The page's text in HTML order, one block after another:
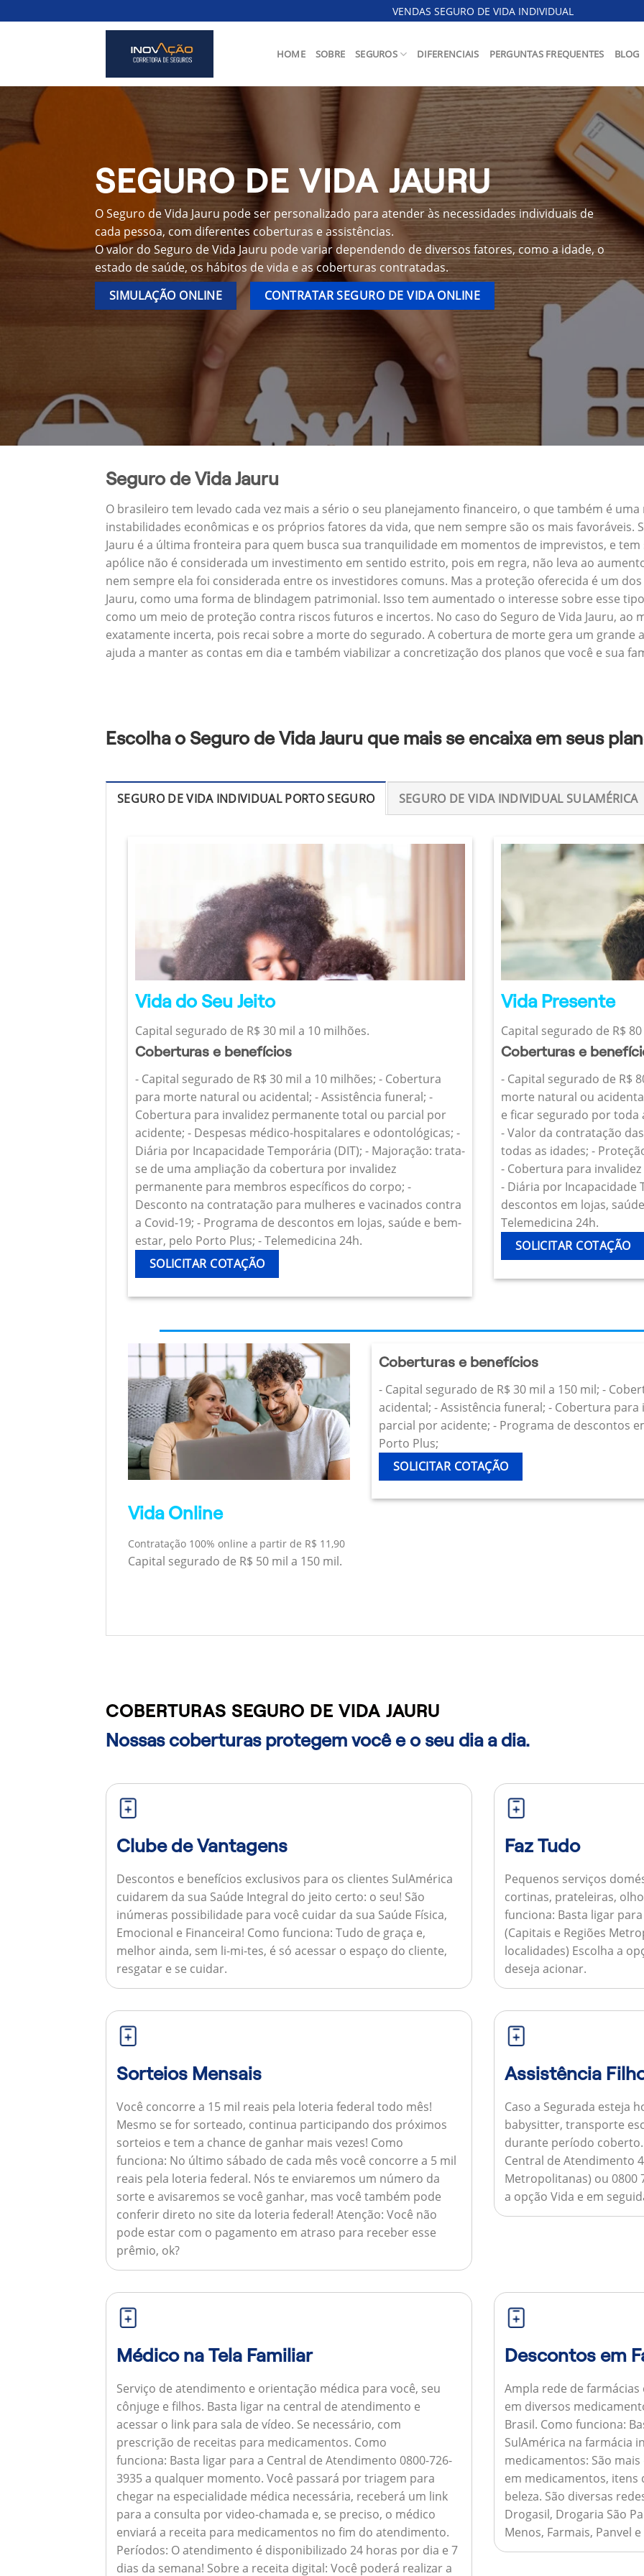
to
VENDAS SEGURO DE VIDA INDIVIDUAL
HOME SOBRE SEGUROS DIFERENCIAIS PERGUNTAS FREQUENTES BLOG
SEGURO DE VIDA JAURU
O Seguro de Vida Jauru pode ser personalizado para atender às necessidades individuais de
cada pessoa, com diferentes coberturas e assistências.
O valor do Seguro de Vida Jauru pode variar dependendo de diversos fatores, como a idade, o
estado de saúde, os hábitos de vida e as coberturas contratadas.
SIMULAÇÃO ONLINE
CONTRATAR SEGURO DE VIDA ONLINE
Seguro de Vida Jauru
O brasileiro tem levado cada vez mais a sério o seu planejamento financeiro, o que também é
instabilidades econômicas e os próprios fatores da vida, que nem sempre são os mais favoráveis.
Jauru é a última fronteira para quem busca sua tranquilidade em momentos de imprevistos, e tem
apólice não é considerada um investimento em sentido estrito, pois em regra, não leva ao
nem sempre ela foi considerada entre os investidores comuns. Mas a proteção oferecida é um
Jauru, como uma forma de blindagem patrimonial. Isso tem aumentado o interesse sobre esse
como um meio de proteção contra riscos futuros e incertos. No caso do Seguro de Vida Jauru, ao
exatamente incerta, pois recai sobre a morte do segurado. A cobertura de morte gera um grande
ajuda a manter as contas em dia e também viabilizar a concretização dos planos que você e sua
Escolha o Seguro de Vida Jauru que mais se encaixa em seus
SEGURO DE VIDA INDIVIDUAL PORTO SEGURO SEGURO DE VIDA INDIVIDUAL SULAMÉRICA
Vida do Seu Jeito
Capital segurado de R$ 30 mil a 10 milhões.
Coberturas e benefícios
- Capital segurado de R$ 30 mil a 10 milhões; - Cobertura
para morte natural ou acidental; - Assistência funeral; -
Cobertura para invalidez permanente total ou parcial por
acidente; - Despesas médico-hospitalares e odontológicas; -
Diária por Incapacidade Temporária (DIT); - Majoração: trata-
se de uma ampliação da cobertura por invalidez
permanente para membros específicos do corpo; -
Desconto na contratação para mulheres e vacinados contra
a Covid-19; - Programa de descontos em lojas, saúde e bem-
estar, pelo Porto Plus; - Telemedicina 24h.
SOLICITAR COTAÇÃO
Vida Presente
Capital segurado de R$
Coberturas e
- Capital segurado de R$
morte natural ou
e ficar segurado por
- Valor da contratação
todas as idades; -
- Cobertura para
- Diária por Incapacidade
descontos em lojas,
Telemedicina 24h.
SOLICITAR COTAÇÃO
Vida Online
Contratação 100% online a partir de R$ 11,90
Capital segurado de R$ 50 mil a 150 mil.
Coberturas e benefícios
- Capital segurado de R$ 30 mil a 150 mil; -
acidental; - Assistência funeral; - Cobertura
parcial por acidente; - Programa de descontos
Porto Plus;
SOLICITAR COTAÇÃO
COBERTURAS SEGURO DE VIDA JAURU
Nossas coberturas protegem você e o seu dia a dia.
Clube de Vantagens
Descontos e benefícios exclusivos para os clientes SulAmérica
cuidarem da sua Saúde Integral do jeito certo: o seu! São
inúmeras possibilidade para você cuidar da sua Saúde Física,
Emocional e Financeira! Como funciona: Tudo de graça e,
melhor ainda, sem li-mi-tes, é só acessar o espaço do cliente,
resgatar e se cuidar.
Faz Tudo
Pequenos serviços
cortinas, prateleiras,
funciona: Basta ligar
(Capitais e Regiões
localidades) Escolha a
deseja acionar.
Sorteios Mensais
Você concorre a 15 mil reais pela loteria federal todo mês!
Mesmo se for sorteado, continua participando dos próximos
sorteios e tem a chance de ganhar mais vezes! Como
funciona: No último sábado de cada mês você concorre a 5 mil
reais pela loteria federal. Nós te enviaremos um número da
sorte e avisaremos se você ganhar, mas você também pode
conferir direto no site da loteria federal!Atenção: Você não
pode estar com o pagamento em atraso para receber esse
prêmio, ok?
Assistência
Caso a Segurada esteja
babysitter, transporte
durante período
Central de Atendimento
Metropolitanas) ou 0800
a opção Vida e em
Médico na Tela Familiar
Serviço de atendimento e orientação médica para você, seu
cônjuge e filhos. Basta ligar na central de atendimento e
acessar o link para sala de vídeo. Se necessário, com
prescrição de receitas para medicamentos. Como
funciona: Basta ligar para a Central de Atendimento 0800-726-
3935 a qualquer momento. Você passará por triagem para
chegar na especialidade médica necessária, receberá um link
para a consulta por video-chamada e, se preciso, o médico
enviará a receita para medicamentos no fim do atendimento.
Períodos: O atendimento é disponibilizado 24 horas por dia e 7
dias da semana! Sobre a receita digital: Você poderá realizar a
Descontos em
Ampla rede de
em diversos
Brasil. Como funciona:
SulAmérica na farmácia
medicamentos: São
em medicamentos, itens
beleza. São diversas
Drogasil, Drogaria São
Menos, Farmais, Panvel